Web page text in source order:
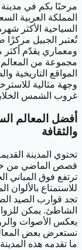
مرحبًا بكم في مدينة
المملكة العربية
السياحية الأكثر
تُعتبر الجبيل مركزًا
ومعماري يقدّم
مجموعة من المعالم
المواقع التاريخية
وجهة مثالية
غروب الشمس
أفضل المعالم
والثقافة
تحتوي المدينة
قصص الماضي من
ترتفع فوق المباني
للاستمتاع
تجد قوارب الصيد
الشاطئ. يمكن
يعكس الأصوات
نستعرض بعض
ما تقدمه هذه